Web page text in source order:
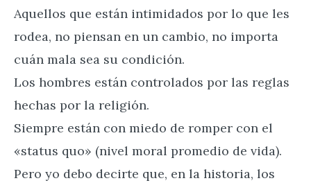
Aquellos que están intimidados por lo que les
rodea, no piensan en un cambio, no importa
cuán mala sea su condición.
Los hombres están controlados por las reglas
hechas por la religión.
Siempre están con miedo de romper con el
«status quo» (nivel moral promedio de vida).
Pero yo debo decirte que, en la historia, los